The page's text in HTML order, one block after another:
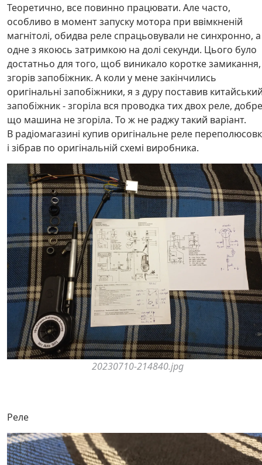
Теоретично, все повинно працювати. Але часто,
особливо в момент запуску мотора при ввімкненій
магнітолі, обидва реле спрацьовували не синхронно, а
одне з якоюсь затримкою на долі секунди. Цього було
достатньо для того, щоб виникало коротке замикання,
згорів запобіжник. А коли у мене закінчились
оригінальні запобіжники, я з дуру поставив
запобіжник - згоріла вся проводка тих двох реле,
що машина не згоріла. То ж не раджу такий варіант.
В радіомагазині купив оригінальне реле
і зібрав по оригінальній схемі виробника.
20230710-214840.jpg
Реле